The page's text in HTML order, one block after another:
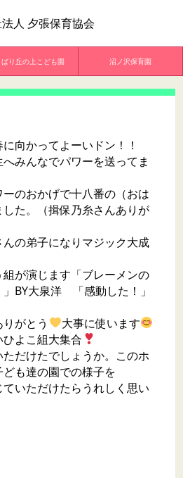
人 夕張保育協会
り丘の上こども園 沼ノ沢保育園
向かってよーいドン！！
みんなでパワーを送ってま
のおかげで十八番の（おは
た。（揖保乃糸さんありが
の弟子になりマジック大成
が演じます「ブレーメンの
BY大泉洋 「感動した！」
がとう
大事に使います
よこ組大集合
だけたでしょうか。このホ
も達の園での様子を
いただけたらうれしく思い